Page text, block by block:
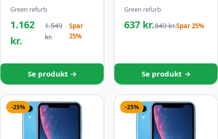
Green refurb
1.162
kr.
1.549
kr.
Spar
25%
Se produkt →
Green refurb
637 kr.849 kr.Spar 25%
Se produkt →
-25% -25%